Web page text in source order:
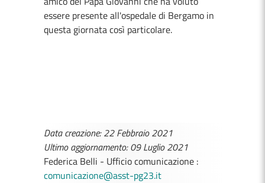
essere presente all'ospedale di Bergamo in
questa giornata così particolare.
Data creazione: 22 Febbraio 2021
Ultimo aggiornamento: 09 Luglio 2021
Federica Belli - Ufficio comunicazione :
comunicazione@asst-pg23.it